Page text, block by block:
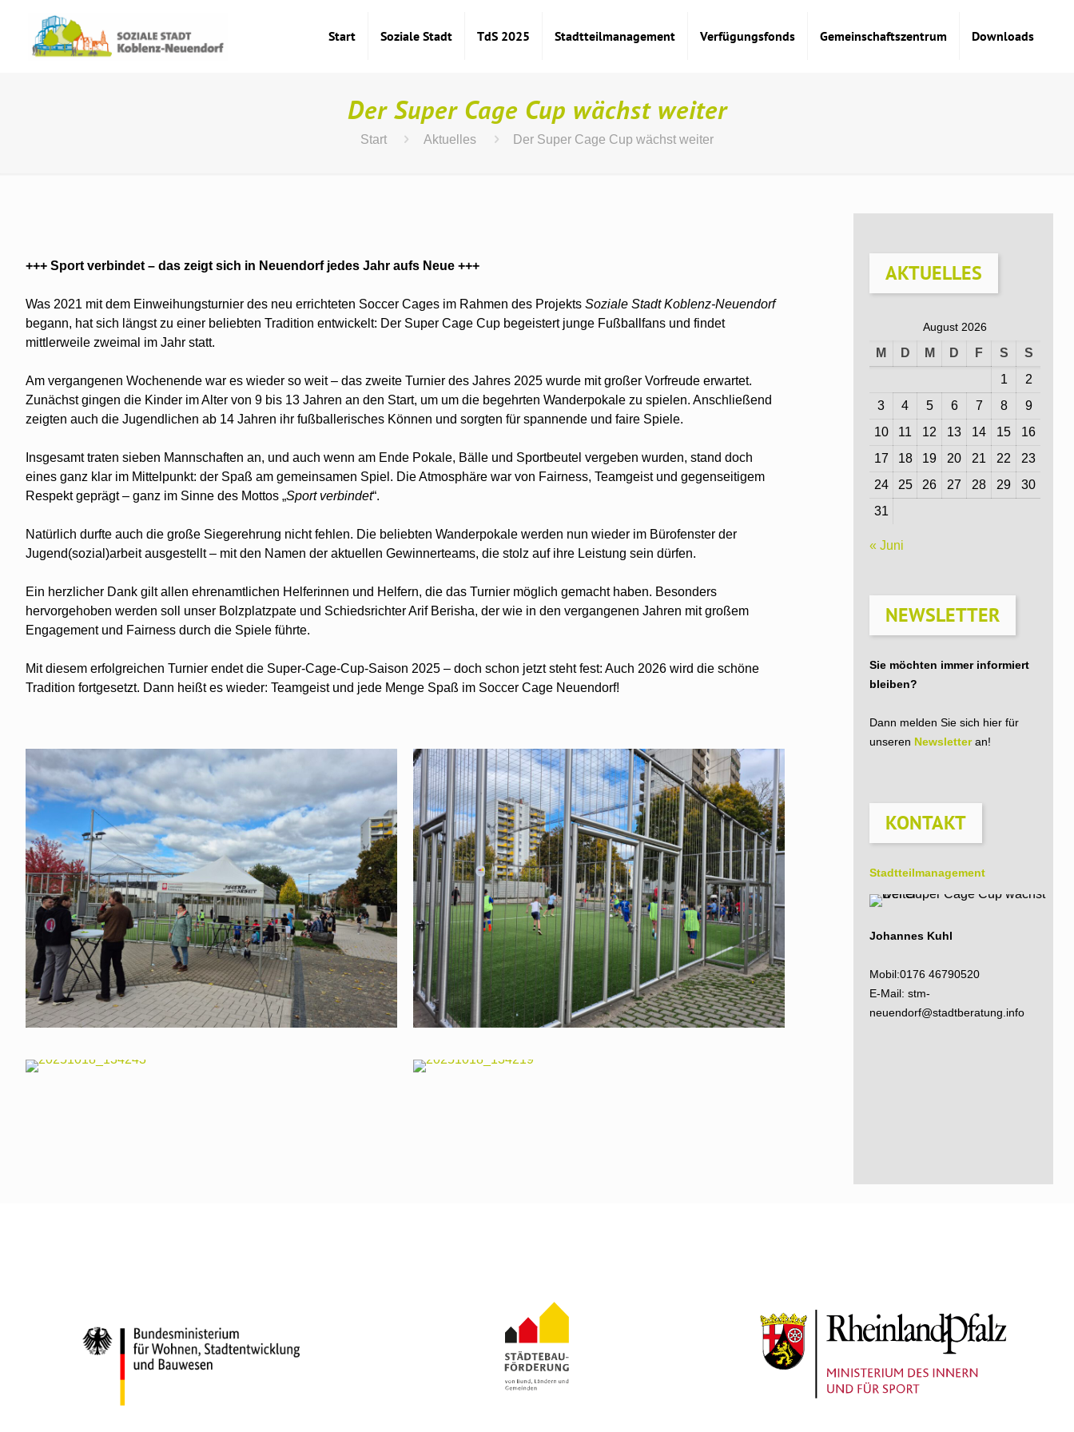
Start Soziale Stadt TdS 2025 Stadtteilmanagement Verfügungsfonds Gemeinschaftszentrum Downloads
Der Super Cage Cup wächst weiter
Start Aktuelles Der Super Cage Cup wächst weiter
+++ Sport verbindet – das zeigt sich in Neuendorf jedes Jahr aufs Neue +++
Was 2021 mit dem Einweihungsturnier des neu errichteten Soccer Cages im Rahmen des Projekts Soziale Stadt Koblenz-Neuendorf
begann, hat sich längst zu einer beliebten Tradition entwickelt: Der Super Cage Cup begeistert junge Fußballfans und findet
mittlerweile zweimal im Jahr statt.
Am vergangenen Wochenende war es wieder so weit – das zweite Turnier des Jahres 2025 wurde mit großer Vorfreude erwartet.
Zunächst gingen die Kinder im Alter von 9 bis 13 Jahren an den Start, um um die begehrten Wanderpokale zu spielen. Anschließend
zeigten auch die Jugendlichen ab 14 Jahren ihr fußballerisches Können und sorgten für spannende und faire Spiele.
Insgesamt traten sieben Mannschaften an, und auch wenn am Ende Pokale, Bälle und Sportbeutel vergeben wurden, stand doch
eines ganz klar im Mittelpunkt: der Spaß am gemeinsamen Spiel. Die Atmosphäre war von Fairness, Teamgeist und gegenseitigem
Respekt geprägt – ganz im Sinne des Mottos „Sport verbindet“.
Natürlich durfte auch die große Siegerehrung nicht fehlen. Die beliebten Wanderpokale werden nun wieder im Bürofenster der
Jugend(sozial)arbeit ausgestellt – mit den Namen der aktuellen Gewinnerteams, die stolz auf ihre Leistung sein dürfen.
Ein herzlicher Dank gilt allen ehrenamtlichen Helferinnen und Helfern, die das Turnier möglich gemacht haben. Besonders
hervorgehoben werden soll unser Bolzplatzpate und Schiedsrichter Arif Berisha, der wie in den vergangenen Jahren mit großem
Engagement und Fairness durch die Spiele führte.
Mit diesem erfolgreichen Turnier endet die Super-Cage-Cup-Saison 2025 – doch schon jetzt steht fest: Auch 2026 wird die schöne
Tradition fortgesetzt. Dann heißt es wieder: Teamgeist und jede Menge Spaß im Soccer Cage Neuendorf!
AKTUELLES
August 2026
M D M D F S
S
1
2
3
4 5 6 7 8
9
10
11 12 13 14 15
16
17
18 19 20 21 22
23
24
25 26 27 28 29
30
31
« Juni
NEWSLETTER
Sie möchten immer informiert
bleiben?
Dann melden Sie sich hier für
unseren Newsletteran!
KONTAKT
Stadtteil­management
Johannes Kuhl
Mobil:0176 46790520
E-Mail: stm-
neuendorf@stadtberatung.info